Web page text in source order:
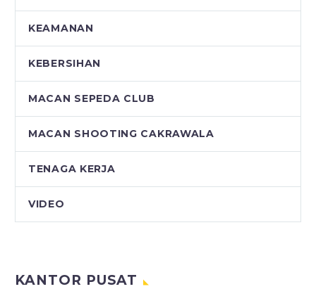
KEAMANAN
KEBERSIHAN
MACAN SEPEDA CLUB
MACAN SHOOTING CAKRAWALA
TENAGA KERJA
VIDEO
KANTOR PUSAT